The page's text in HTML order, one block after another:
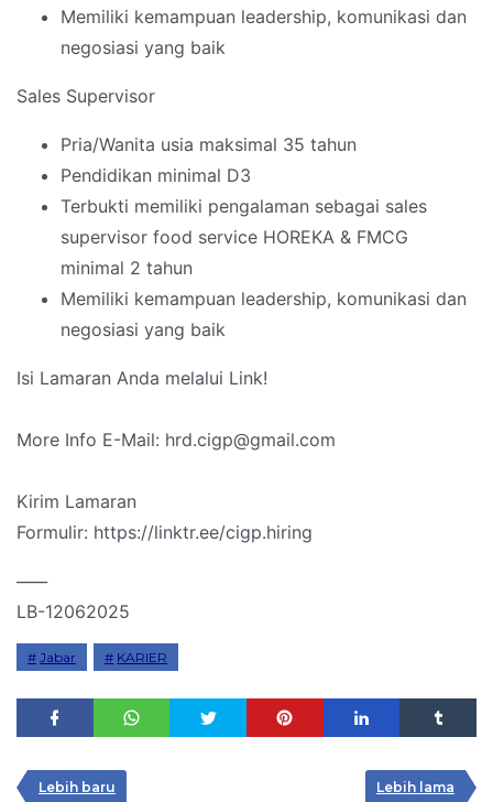
Memiliki kemampuan leadership, komunikasi dan
negosiasi yang baik
Sales Supervisor
Pria/Wanita usia maksimal 35 tahun
Pendidikan minimal D3
Terbukti memiliki pengalaman sebagai sales
supervisor food service HOREKA & FMCG
minimal 2 tahun
Memiliki kemampuan leadership, komunikasi dan
negosiasi yang baik
Isi Lamaran Anda melalui Link!
More Info E-Mail: hrd.cigp@gmail.com
Kirim Lamaran
Formulir: https://linktr.ee/cigp.hiring
LB-12062025
Jabar KARIER
Lebih baru Lebih lama